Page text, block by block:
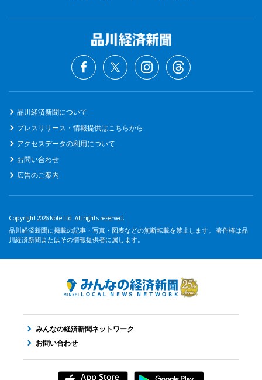
品川経済新聞について
プレスリリース・情報提供はこちらから
アクセスデータの利用について
お問い合わせ
広告のご案内
Copyright 2026 Note Ltd. All rights reserved.
品川経済新聞に掲載の記事・写真・図表などの無断転載を禁止します。 著作権は品
川経済新聞またはその情報提供者に属します。
みんなの経済新聞ネットワーク
お問い合わせ